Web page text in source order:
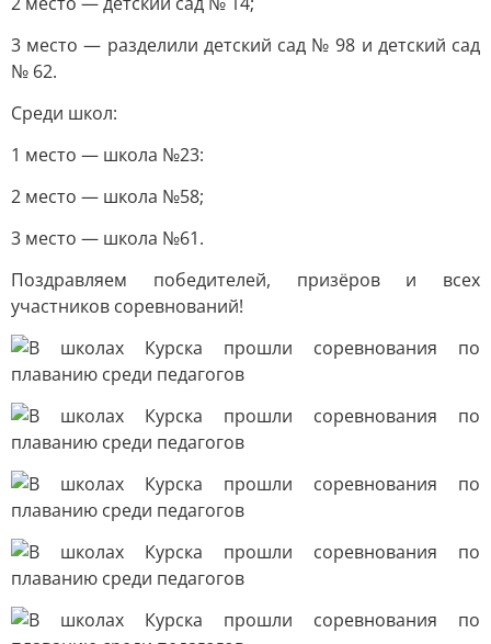
3 место — разделили детский сад № 98 и детский сад
№ 62.
Среди школ:
1 место — школа №23:
2 место — школа №58;
3 место — школа №61.
Поздравляем победителей, призёров и всех
участников соревнований!